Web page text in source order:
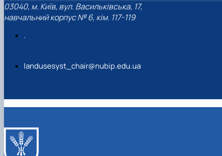
03040, м. Київ, вул. Васильківська, 17,
навчальний корпус № 6, кім. 117-119
.
landusesyst_chair@nubip.edu.ua